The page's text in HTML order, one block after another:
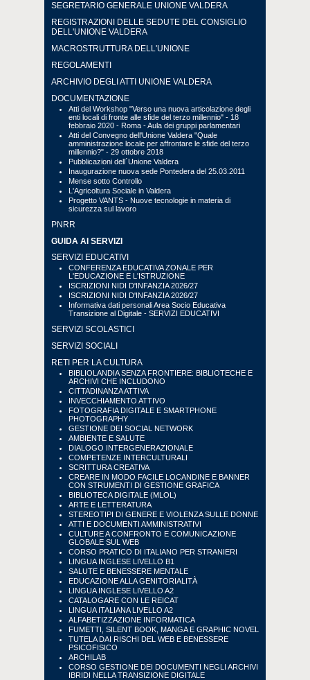
SEGRETARIO GENERALE UNIONE VALDERA
REGISTRAZIONI DELLE SEDUTE DEL CONSIGLIO
DELL'UNIONE VALDERA
MACROSTRUTTURA DELL'UNIONE
REGOLAMENTI
ARCHIVIO DEGLI ATTI UNIONE VALDERA
DOCUMENTAZIONE
Atti del Workshop "Verso una nuova articolazione degli
enti locali di fronte alle sfide del terzo millennio" - 18
febbraio 2020 - Roma - Aula dei gruppi parlamentari
Atti del Convegno dell'Unione Valdera "Quale
amministrazione locale per affrontare le sfide del terzo
millennio?" - 29 ottobre 2018
Pubblicazioni dell´Unione Valdera
Inaugurazione nuova sede Pontedera del 25.03.2011
Mense sotto Controllo
L'Agricoltura Sociale in Valdera
Progetto VANTS - Nuove tecnologie in materia di
sicurezza sul lavoro
PNRR
GUIDA AI SERVIZI
SERVIZI EDUCATIVI
CONFERENZA EDUCATIVA ZONALE PER
L'EDUCAZIONE E L'ISTRUZIONE
ISCRIZIONI NIDI D'INFANZIA 2026/27
ISCRIZIONI NIDI D'INFANZIA 2026/27
Informativa dati personali Area Socio Educativa
Transizione al Digitale - SERVIZI EDUCATIVI
SERVIZI SCOLASTICI
SERVIZI SOCIALI
RETI PER LA CULTURA
BIBLIOLANDIA SENZA FRONTIERE: BIBLIOTECHE E
ARCHIVI CHE INCLUDONO
CITTADINANZA ATTIVA
INVECCHIAMENTO ATTIVO
FOTOGRAFIA DIGITALE E SMARTPHONE
PHOTOGRAPHY
GESTIONE DEI SOCIAL NETWORK
AMBIENTE E SALUTE
DIALOGO INTERGENERAZIONALE
COMPETENZE INTERCULTURALI
SCRITTURA CREATIVA
CREARE IN MODO FACILE LOCANDINE E BANNER
CON STRUMENTI DI GESTIONE GRAFICA
BIBLIOTECA DIGITALE (MLOL)
ARTE E LETTERATURA
STEREOTIPI DI GENERE E VIOLENZA SULLE DONNE
ATTI E DOCUMENTI AMMINISTRATIVI
CULTURE A CONFRONTO E COMUNICAZIONE
GLOBALE SUL WEB
CORSO PRATICO DI ITALIANO PER STRANIERI
LINGUA INGLESE LIVELLO B1
SALUTE E BENESSERE MENTALE
EDUCAZIONE ALLA GENITORIALITÀ
LINGUA INGLESE LIVELLO A2
CATALOGARE CON LE REICAT
LINGUA ITALIANA LIVELLO A2
ALFABETIZZAZIONE INFORMATICA
FUMETTI, SILENT BOOK, MANGA E GRAPHIC NOVEL
TUTELA DAI RISCHI DEL WEB E BENESSERE
PSICOFISICO
ARCHILAB
CORSO GESTIONE DEI DOCUMENTI NEGLI ARCHIVI
IBRIDI NELLA TRANSIZIONE DIGITALE